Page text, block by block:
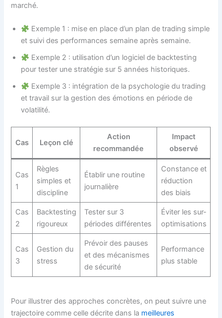
marché.
Exemple 1 : mise en place d’un plan de trading simple
et suivi des performances semaine après semaine.
Exemple 2 : utilisation d’un logiciel de backtesting
pour tester une stratégie sur 5 années historiques.
Exemple 3 : intégration de la psychologie du trading
et travail sur la gestion des émotions en période de
volatilité.
Cas Leçon clé
Action
recommandée
Impact
observé
Cas
1
Règles
simples et
discipline
Établir une routine
journalière
Constance et
réduction
des biais
Cas
2
Backtesting
rigoureux
Tester sur 3
périodes différentes
Éviter les sur-
optimisations
Cas
3
Gestion du
stress
Prévoir des pauses
et des mécanismes
de sécurité
Performance
plus stable
Pour illustrer des approches concrètes, on peut suivre une
trajectoire comme celle décrite dans la meilleures